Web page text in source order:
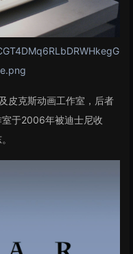
皮克斯动画工作室，后者
于2006年被迪士尼收